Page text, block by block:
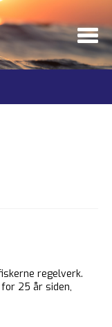
regelverk.
25 år siden,